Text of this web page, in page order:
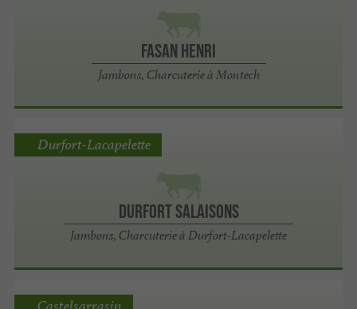
Fasan Henri
Jambons, Charcuterie à Montech
Durfort Salaisons
Jambons, Charcuterie à Durfort-Lacapelette
Durfort-Lacapelette